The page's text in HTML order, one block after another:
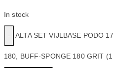
In stock
ALTA SET VIJLBASE PODO
180, BUFF-SPONGE 180 GRIT